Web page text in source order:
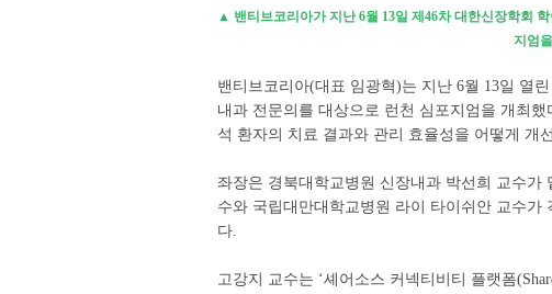
▲ 밴티브코리아가 지난 6월 13일 제46차 대한신장학회
지엄
밴티브코리아(대표 임광혁)는 지난 6월 13일 열
내과 전문의를 대상으로 런천 심포지엄을 개최
석 환자의 치료 결과와 관리 효율성을 어떻게 개
좌장은 경북대학교병원 신장내과 박선희 교수
수와 국립대만대학교병원 라이 타이쉬안 교수
다.
고강지 교수는 ‘셰어소스 커넥티비티 플랫폼